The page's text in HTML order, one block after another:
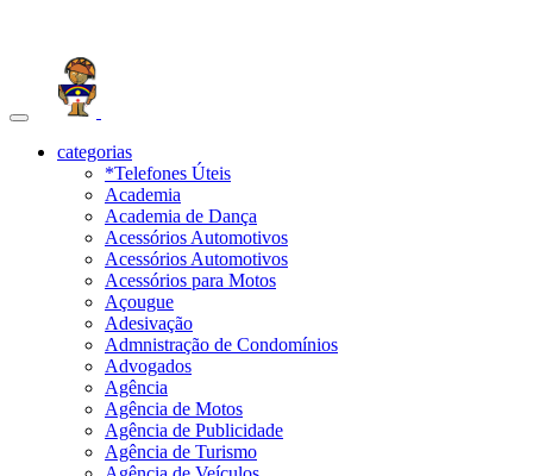
Toggle
navigationcategorias
*Telefones Úteis
Academia
Academia de Dança
Acessórios Automotivos
Acessórios Automotivos
Acessórios para Motos
Açougue
Adesivação
Admnistração de Condomínios
Advogados
Agência
Agência de Motos
Agência de Publicidade
Agência de Turismo